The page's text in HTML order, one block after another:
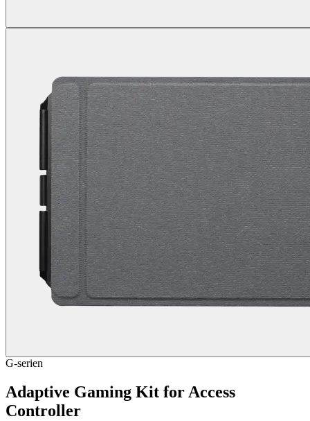
G-serien
Adaptive Gaming Kit for Access
Controller